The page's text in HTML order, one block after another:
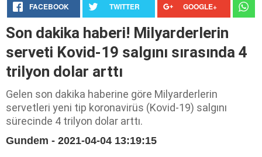
FACEBOOK TWITTER GOOGLE+
Son dakika haberi! Milyarderlerin
serveti Kovid-19 salgını sırasında 4
trilyon dolar arttı
Gelen son dakika haberine göre Milyarderlerin
servetleri yeni tip koronavirüs (Kovid-19) salgını
sürecinde 4 trilyon dolar arttı.
Gundem - 2021-04-04 13:19:15